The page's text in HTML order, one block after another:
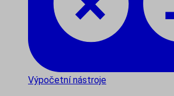
Výpočetní nástroje